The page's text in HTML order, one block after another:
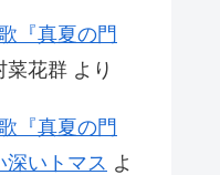
『真夏の門
菜花群 より
『真夏の門
深いトマス よ